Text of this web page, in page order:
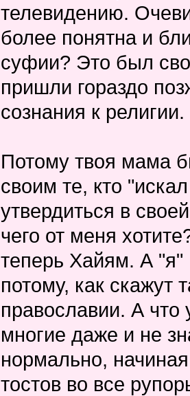
телевидению.
более понятна и
суфии? Это был
пришли гораздо
сознания к религии.
Потому твоя мама
своим те, кто
утвердиться в
чего от меня
теперь Хайям. А "я"
потому, как скажут
православии. А что
многие даже и не
нормально,
тостов во все